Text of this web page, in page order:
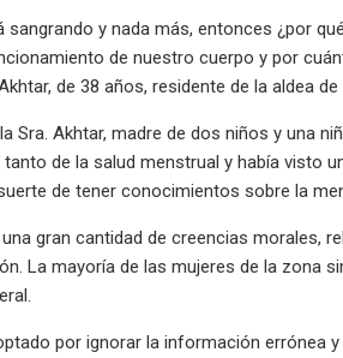
sangrando y nada más, entonces ¿por
de nuestro cuerpo y por
de 38 años, residente de la aldea
Sra. Akhtar, madre de dos niños y una
de la salud menstrual y había visto
de tener conocimientos sobre la
gran cantidad de creencias
La mayoría de las mujeres de la zona
por ignorar la información errónea